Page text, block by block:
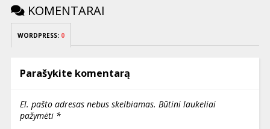
KOMENTARAI
WORDPRESS: 0
Parašykite komentarą
El. pašto adresas nebus skelbiamas. Būtini laukeliai
pažymėti *